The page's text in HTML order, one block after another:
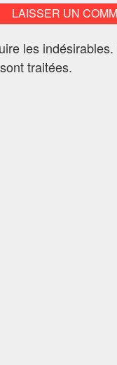
les indésirables.
traitées.